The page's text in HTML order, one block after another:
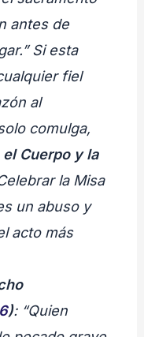
antes de
Si esta
fiel
al
comulga,
Cuerpo y la
la Misa
un abuso y
acto más
): “Quien